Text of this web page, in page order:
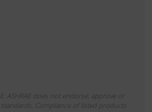
ASHRAE does not endorse, approve or
Compliance of listed products